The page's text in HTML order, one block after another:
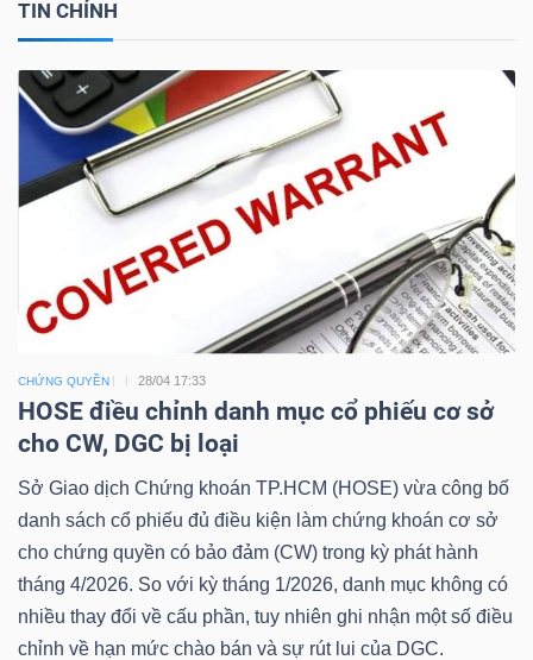
TIN CHÍNH
CHỨNG QUYỀN 28/04 17:33
HOSE điều chỉnh danh mục cổ phiếu cơ sở
cho CW, DGC bị loại
Sở Giao dịch Chứng khoán TP.HCM (HOSE) vừa công bố
danh sách cổ phiếu đủ điều kiện làm chứng khoán cơ sở
cho chứng quyền có bảo đảm (CW) trong kỳ phát hành
tháng 4/2026. So với kỳ tháng 1/2026, danh mục không có
nhiều thay đổi về cấu phần, tuy nhiên ghi nhận một số điều
chỉnh về hạn mức chào bán và sự rút lui của DGC.